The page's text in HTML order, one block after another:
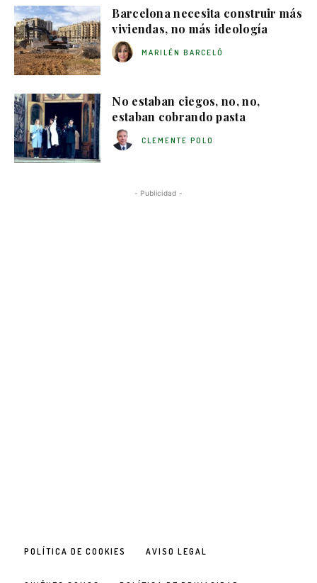
Barcelona necesita construir más
viviendas, no más ideología
MARILÉN BARCELÓ
No estaban ciegos, no, no,
estaban cobrando pasta
CLEMENTE POLO
- Publicidad -
POLÍTICA DE COOKIES AVISO LEGAL